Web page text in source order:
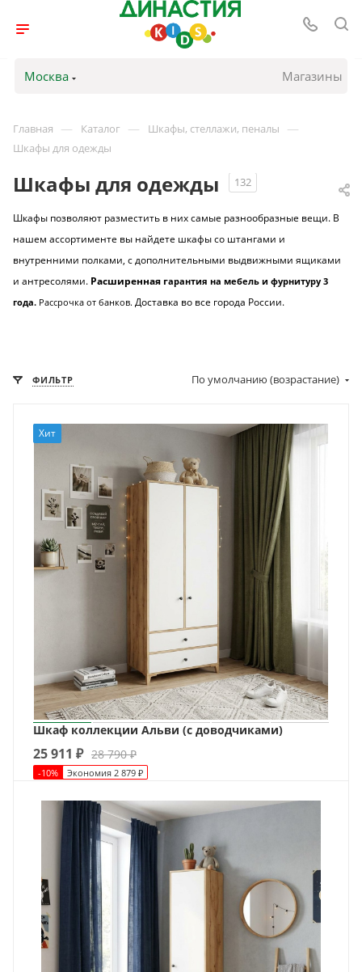
Москва Магазины
Главная — Каталог — Шкафы, стеллажи, пеналы —
Шкафы для одежды
Шкафы для одежды 132
Шкафы позволяют разместить в них самые разнообразные вещи. В
нашем ассортименте вы найдете шкафы со штангами и
внутренними полками, с дополнительными выдвижными ящиками
и антресолями. Расширенная гарантия на мебель и фурнитуру 3
года. Рассрочка от банков. Доставка во все города России.
ФИЛЬТР По умолчанию (возрастание)
Хит
Шкаф коллекции Альви (с доводчиками)
25 911 ₽ 28 790₽
-10% Экономия 2 879 ₽